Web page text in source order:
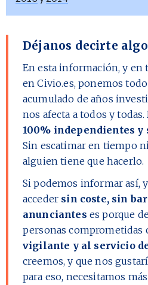
Déjanos decirte
En esta información, y en
en Civio.es, ponemos
acumulado de años
nos afecta a todos y
100% independientes
Sin escatimar en tiempo
alguien tiene que hacerlo.
Si podemos informar así,
acceder sin coste, sin
anunciantes es porque
personas comprometidas
vigilante y al servicio
creemos, y que nos
para eso, necesitamos